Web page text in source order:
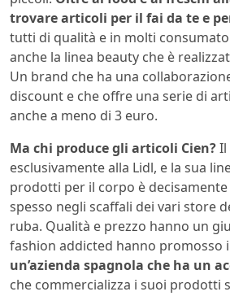
trovare articoli per il fai da te e
tutti di qualità e in molti
anche la linea beauty che è
Un brand che ha una
discount e che offre una serie di
anche a meno di 3 euro.
Ma chi produce gli articoli Cien?Il
esclusivamente alla Lidl, e la sua
prodotti per il corpo è
spesso negli scaffali dei vari store
ruba. Qualità e prezzo hanno un
fashion addicted hanno promosso
un’azienda spagnola che ha un
che commercializza i suoi prodotti